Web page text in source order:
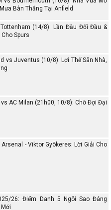
Bàn Thắng Tại Anfield
(14/8): Lần Đầu Đối Đầu &
Spurs
vs Juventus (10/8): Lợi Thế Sân Nhà,
AC Milan (21h00, 10/8): Chờ Đợi Đại
- Viktor Gyökeres: Lời Giải Cho
26: Điểm Danh 5 Ngôi Sao Đáng